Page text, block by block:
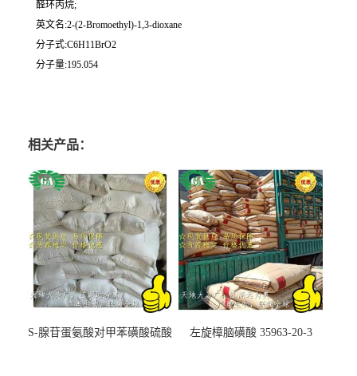
醛环丙烷;
英文名:2-(2-Bromoethyl)-1,3-dioxane
分子式:C6H11BrO2
分子量:195.054
相关产品：
S-腺苷蛋氨酸对甲苯磺酸硫酸
左旋樟脑磺酸 35963-20-3